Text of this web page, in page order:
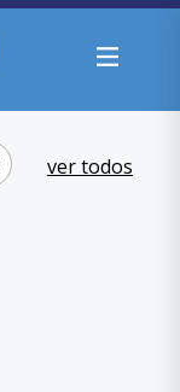
ver todos